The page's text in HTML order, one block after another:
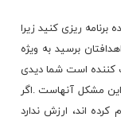
ریزی کنید زیرا
برسید به ویژه
کننده است شما دیدی
مشکل آنهاست .اگر
کرده اند، ارزش ندارد